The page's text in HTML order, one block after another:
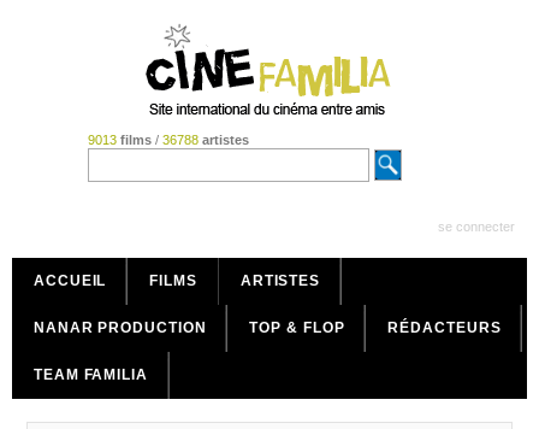
9013 films/ 36788 artistes
se connecter
ACCUEIL FILMS ARTISTES
NANAR PRODUCTION TOP & FLOP RÉDACTEURS
TEAM FAMILIA